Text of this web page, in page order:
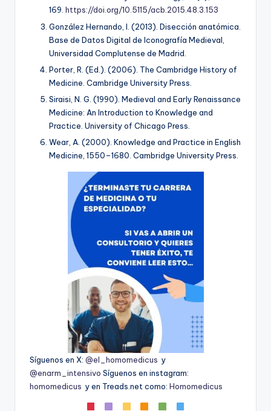
169. https://doi.org/10.5115/acb.2015.48.3.153
González Hernando, I. (2013). Disección anatómica
Base de Datos Digital de Iconografía Medieval,
Universidad Complutense de Madrid.
Porter, R. (Ed.). (2006). The Cambridge History of
Medicine . Cambridge University Press.
Siraisi, N. G. (1990). Medieval and Early Renaissance
Medicine: An Introduction to Knowledge and
Practice . University of Chicago Press.
Wear, A. (2000). Knowledge and Practice in English
Medicine, 1550–1680 . Cambridge University Press.
Síguenos en X: @el_homomedicus y
@enarm_intensivo Síguenos en instagram:
homomedicus y en Treads.net como: Homomedicus